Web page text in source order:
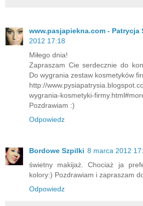
www.pasjapiekna.com - Patrycja
2012 17:18
Miłego dnia!
Zapraszam Cie serdecznie do
Do wygrania zestaw kosmetyków
http://
wygrania-kosmetyki-
Pozdrawiam :)
Odpowiedz
Bordowe Szpilki 8 marca 2012
świetny makijaż. Chociaż ja
kolory:) Pozdrawiam i zapraszam
Odpowiedz